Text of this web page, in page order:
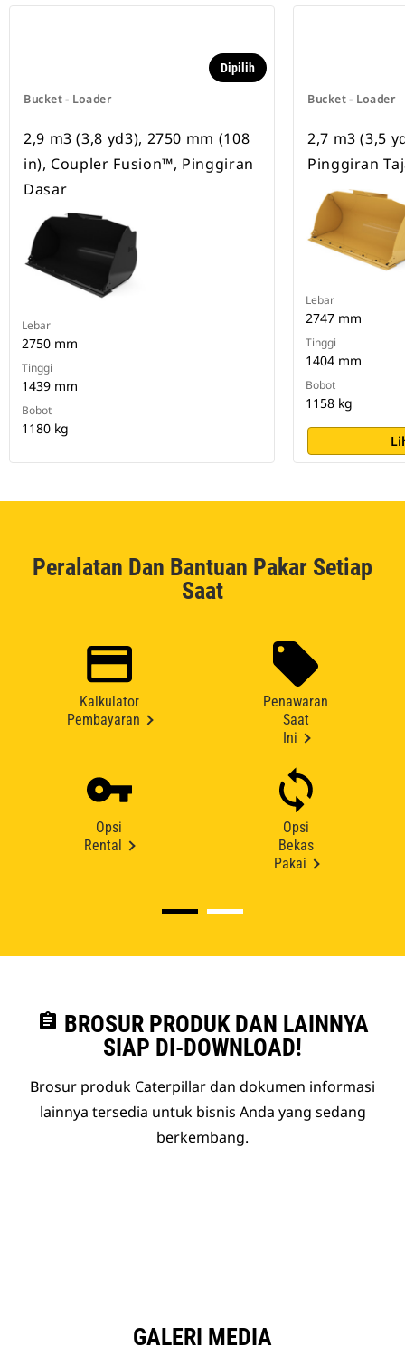
Bucket - Loader
Dipilih
2,9 m3 (3,8 yd3), 2750 mm (108
in), Coupler Fusion™, Pinggiran
Dasar
Lebar
2750 mm
Tinggi
1439 mm
Bobot
1180 kg
Bucket - Loader
2,7 m3 (3,5
Pinggiran
Lebar
2747 mm
Tinggi
1404 mm
Bobot
1158 kg
Peralatan Dan Bantuan Pakar Setiap
Saat
Kalkulator
Pembayaran
Penawaran
Saat
Ini
Opsi
Rental
Opsi
Bekas
Pakai
assignment BROSUR PRODUK DAN LAINNYA
SIAP DI-DOWNLOAD!
Brosur produk Caterpillar dan dokumen informasi
lainnya tersedia untuk bisnis Anda yang sedang
berkembang.
GALERI MEDIA